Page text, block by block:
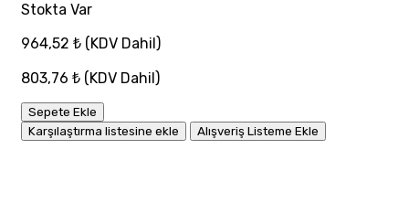
Stokta Var
964,52 ₺ (KDV Dahil)
803,76 ₺ (KDV Dahil)
Sepete Ekle
Karşılaştırma listesine ekle
Alışveriş Listeme Ekle